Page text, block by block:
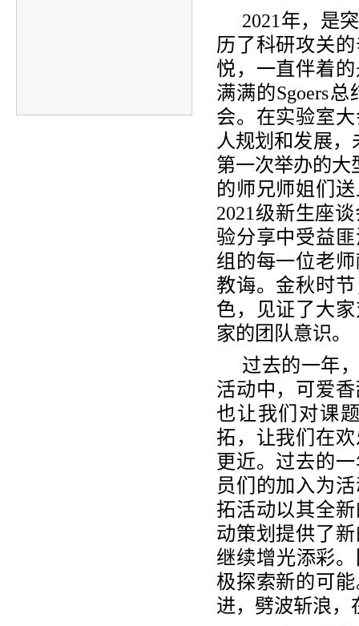
2021年，是
历了科研攻关
悦，一直伴着
满满的Sgoers
会。在实验室
人规划和发展，
第一次举办的大
的师兄师姐们
2021级新生座
验分享中受益
组的每一位老
教诲。金秋时
色，见证了大
家的团队意识。
过去的一年
活动中，可爱
也让我们对课
拓，让我们在
更近。过去的
员们的加入为
拓活动以其全
动策划提供了
继续增光添彩
极探索新的可
进，劈波斩浪，